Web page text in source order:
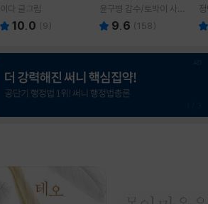
이다 글그림
10.0 (9)
윤구병 감수/토박이 사전
편찬실 편
9.6 (158)